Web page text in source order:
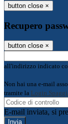
button close ×
Recupero
button close ×
all'indirizzo indicato
Non hai una e-mail
tramite la Login
E-mail inviata, si